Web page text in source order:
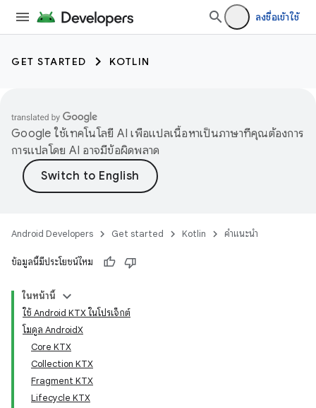
ลงชื่อเข้าใช้
GET STARTED KOTLIN
Google ใช้เทคโนโลยี AI เพื่อแปลเนื้อหาเป็นภาษาที่คุณต้องการ
การแปลโดย AI อาจมีข้อผิดพลาด
Android Developers Get started Kotlin คำแนะนำ
ข้อมูลนี้มีประโยชน์ไหม
ในหน้านี้
ใช้ Android KTX ในโปรเจ็กต์
โมดูล AndroidX
Core KTX
Collection KTX
Fragment KTX
Lifecycle KTX